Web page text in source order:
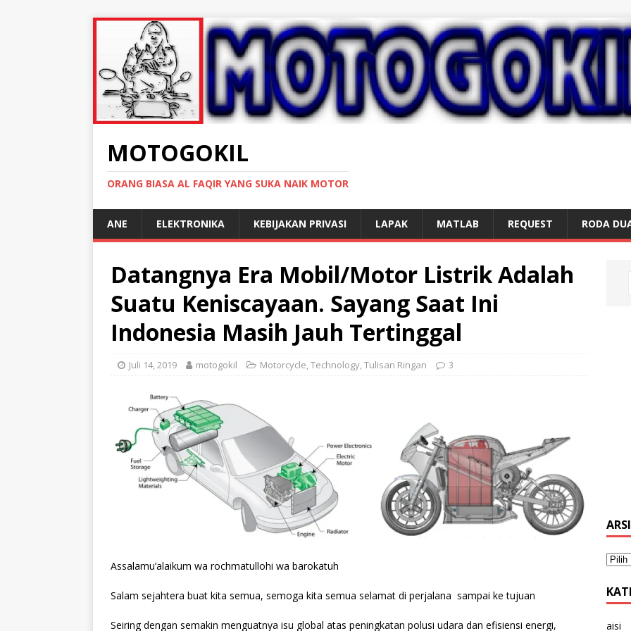
MOTOGOKIL
ORANG BIASA AL FAQIR YANG SUKA NAIK MOTOR
ANE ELEKTRONIKA KEBIJAKAN PRIVASI LAPAK MATLAB REQUEST RODA
Datangnya Era Mobil/Motor Listrik Adalah
Suatu Keniscayaan. Sayang Saat Ini
Indonesia Masih Jauh Tertinggal
Juli 14, 2019 motogokil Motorcycle,Technology,Tulisan Ringan 3
Assalamu’alaikum wa rochmatullohi wa barokatuh
Salam sejahtera buat kita semua, semoga kita semua selamat di perjalana sampai ke tujuan
Seiring dengan semakin menguatnya isu global atas peningkatan polusi udara dan efisiensi energi,
aisi